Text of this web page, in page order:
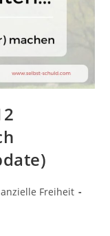
Freiheit